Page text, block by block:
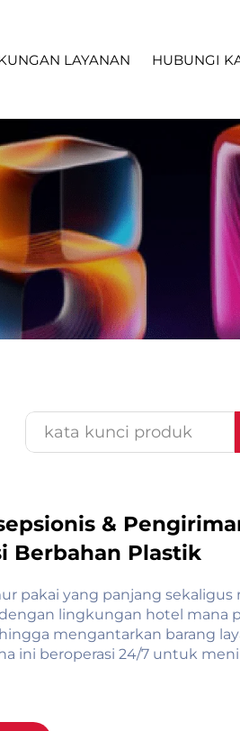
LAYANAN HUBUNGI
&
Berbahan Plastik
pakai yang panjang sekaligus
lingkungan hotel mana
mengantarkan barang
ini beroperasi 24/7 untuk